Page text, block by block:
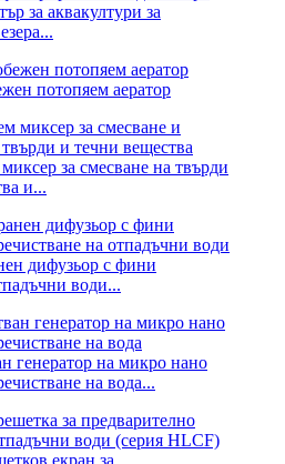
за аквакултури за
потопяем аератор
за смесване на твърди
и...
дифузьор с фини
води...
генератор на микро нано
на вода...
екран за